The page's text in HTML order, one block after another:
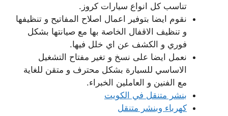
تناسب كل انواع سيارات كروز.
نقوم ايضا بتوفير اعمال اصلاح المفاتيح و تنظيفها
و تنظيف الاقفال الخاصة بها مع صيانتها بشكل
فوري و الكشف عن اي خلل فيها.
نعمل ايضا على نسخ و تغير مفتاح التشغيل
الاساسي للسيارة بشكل محترف و متقن للغاية
مع الفنين و العاملين الخبراء.
بنشر متنقل في الكويت
كهرباء وبنشر متنقل